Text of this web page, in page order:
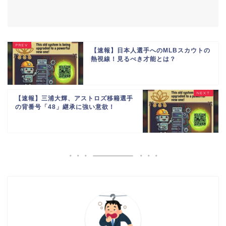
【速報】日本人選手へのMLBスカウトの
熱視線！見るべき才能とは？
【速報】三浦大輝、アストロズ移籍選手
の背番号「48」継承に強い意欲！